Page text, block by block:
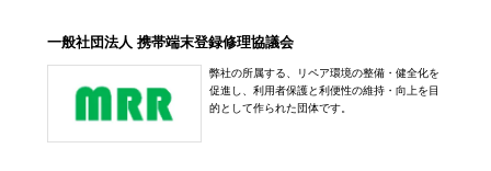
一般社団法人 携帯端末登録修理協議会
弊社の所属する、リペア環境の整備・健全化を
促進し、利用者保護と利便性の維持・向上を目
的として作られた団体です。